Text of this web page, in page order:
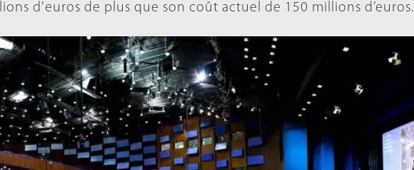
d'euros de plus que son coût actuel de 150 millions d’euros.